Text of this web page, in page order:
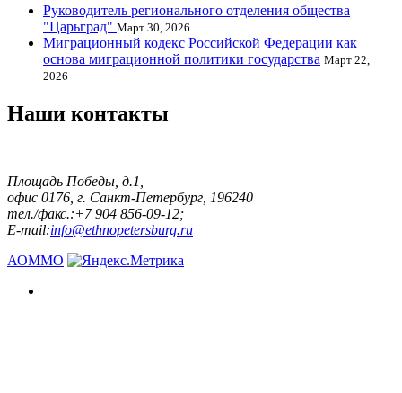
Руководитель регионального отделения общества
"Царьград" Март 30, 2026
Миграционный кодекс Российской Федерации как
основа миграционной политики государства Март 22,
2026
Наши контакты
Площадь Победы, д.1,
офис 0176, г. Санкт-Петербург, 196240
тел./факс.:+7 904 856-09-12;
E-mail:info@ethnopetersburg.ru
АОММО